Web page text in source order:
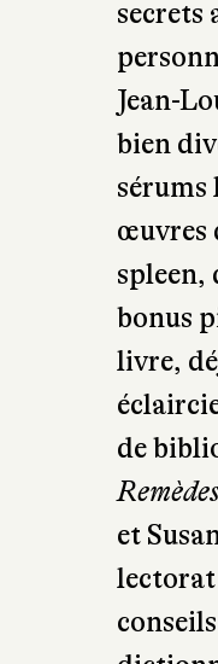
Avec
à la
secrets
Jean-
bien
sérums
œuvres
spleen,
bonus
livre,
de
et